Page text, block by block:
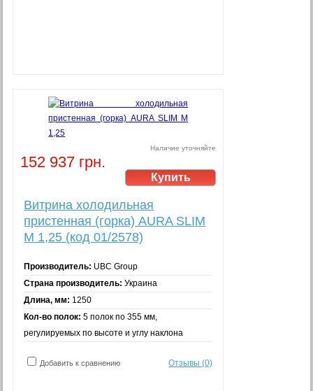
152 937 грн.
Наличие уточняйте
Витрина холодильная
пристенная (горка) AURA SLIM
M 1,25 (код 01/2578)
Производитель: UBC Group
Страна производитель: Украина
Длина, мм: 1250
Кол-во полок: 5 полок по 355 мм,
регулируемых по высоте и углу наклона
Добавить к сравнению Отзывы (0)